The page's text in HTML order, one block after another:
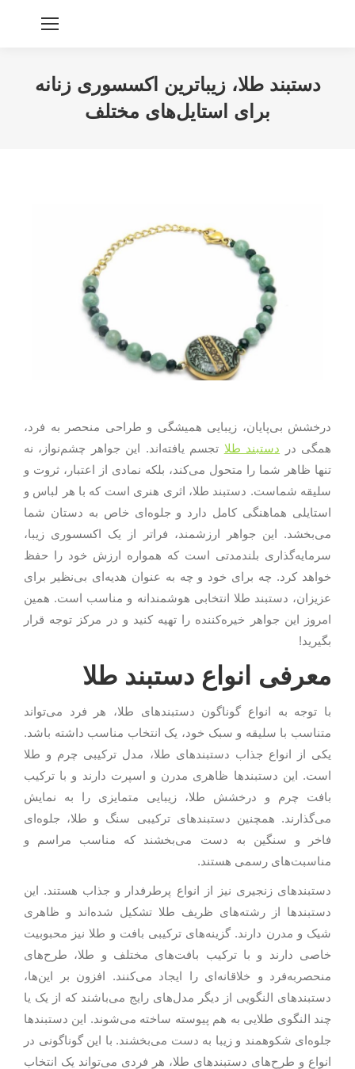
دستبند طلا، زیباترین اکسسوری زنانه
برای استایل‌های مختلف
درخشش بی‌پایان، زیبایی همیشگی و طراحی منحصر به فرد،
همگی در دستبند طلا تجسم یافته‌اند. این جواهر چشم‌نواز، نه
تنها ظاهر شما را متحول می‌کند، بلکه نمادی از اعتبار، ثروت و
سلیقه شماست. دستبند طلا، اثری هنری است که با هر لباس و
استایلی هماهنگی کامل دارد و جلوه‌ای خاص به دستان شما
می‌بخشد. این جواهر ارزشمند، فراتر از یک اکسسوری زیبا،
سرمایه‌گذاری بلندمدتی است که همواره ارزش خود را حفظ
خواهد کرد. چه برای خود و چه به عنوان هدیه‌ای بی‌نظیر برای
عزیزان، دستبند طلا انتخابی هوشمندانه و مناسب است. همین
امروز این جواهر خیره‌کننده را تهیه کنید و در مرکز توجه قرار
بگیرید!
معرفی انواع دستبند طلا
با توجه به انواع گوناگون دستبندهای طلا، هر فرد می‌تواند
متناسب با سلیقه و سبک خود، یک انتخاب مناسب داشته باشد.
یکی از انواع جذاب دستبندهای طلا، مدل ترکیبی چرم و طلا
است. این دستبندها ظاهری مدرن و اسپرت دارند و با ترکیب
بافت چرم و درخشش طلا، زیبایی متمایزی را به نمایش
می‌گذارند. همچنین دستبندهای ترکیبی سنگ و طلا، جلوه‌ای
فاخر و سنگین به دست می‌بخشند که مناسب مراسم و
مناسبت‌های رسمی هستند.
دستبندهای زنجیری نیز از انواع پرطرفدار و جذاب هستند. این
دستبندها از رشته‌های ظریف طلا تشکیل شده‌اند و ظاهری
شیک و مدرن دارند. گزینه‌های ترکیبی بافت و طلا نیز محبوبیت
خاصی دارند و با ترکیب بافت‌های مختلف و طلا، طرح‌های
منحصربه‌فرد و خلاقانه‌ای را ایجاد می‌کنند. افزون بر این‌ها،
دستبندهای النگویی از دیگر مدل‌های رایج می‌باشند که از یک یا
چند النگوی طلایی به هم پیوسته ساخته می‌شوند. این دستبندها
جلوه‌ای شکوهمند و زیبا به دست می‌بخشند. با این گوناگونی در
انواع و طرح‌های دستبندهای طلا، هر فردی می‌تواند یک انتخاب